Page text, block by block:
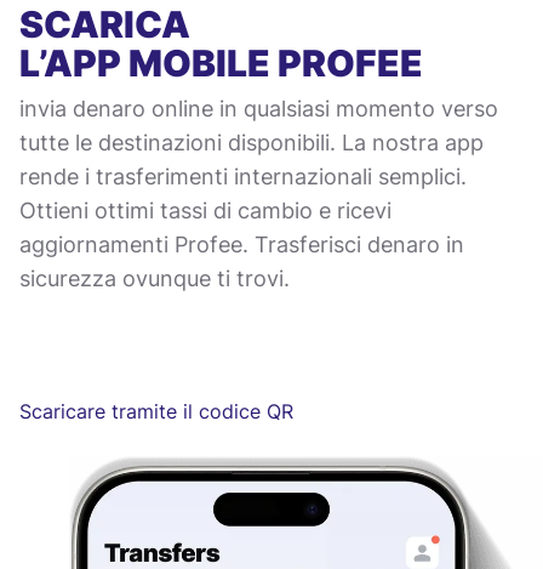
SCARICA
L’APP MOBILE PROFEE
invia denaro online in qualsiasi momento verso
tutte le destinazioni disponibili. La nostra app
rende i trasferimenti internazionali semplici.
Ottieni ottimi tassi di cambio e ricevi
aggiornamenti Profee. Trasferisci denaro in
sicurezza ovunque ti trovi.
Scaricare tramite il codice QR